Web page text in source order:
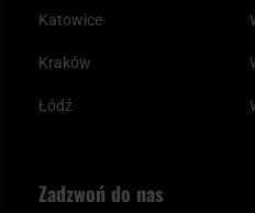
Katowice
Kraków
Łódź
Zadzwoń do nas